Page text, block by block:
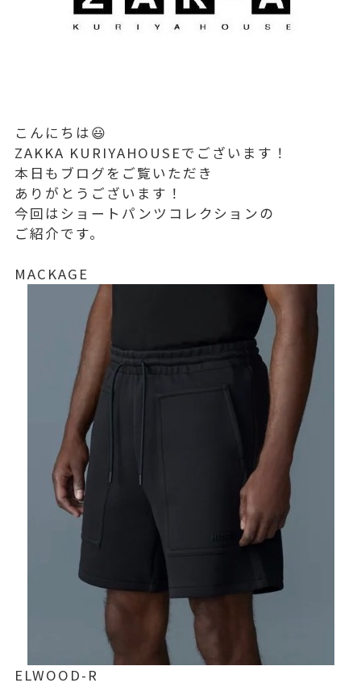
こんにちは😃
ZAKKA KURIYAHOUSEでございます！
本日もブログをご覧いただき
ありがとうございます！
今回はショートパンツコレクションの
ご紹介です。
MACKAGE
ELWOOD-R